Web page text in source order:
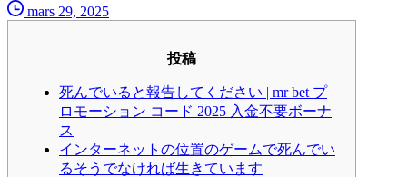
mars 29, 2025
投稿
死んでいると報告してください | mr bet プ
ロモーション コード 2025 入金不要ボーナ
ス
インターネットの位置のゲームで死んでい
るそうでなければ生きています